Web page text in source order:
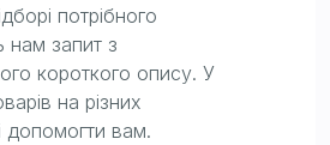
потрібного
нам запит з
короткого опису. У
на різних
допомогти вам.